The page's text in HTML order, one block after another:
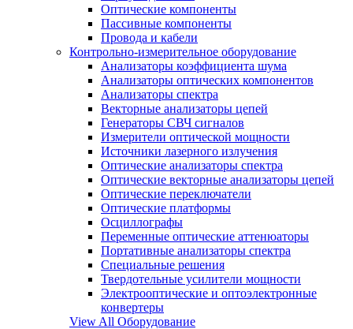
Оптические компоненты
Пассивные компоненты
Провода и кабели
Контрольно-измерительное оборудование
Анализаторы коэффициента шума
Анализаторы оптических компонентов
Анализаторы спектра
Векторные анализаторы цепей
Генераторы СВЧ сигналов
Измерители оптической мощности
Источники лазерного излучения
Оптические анализаторы спектра
Оптические векторные анализаторы цепей
Оптические переключатели
Оптические платформы
Осциллографы
Переменные оптические аттенюаторы
Портативные анализаторы спектра
Специальные решения
Твердотельные усилители мощности
Электрооптические и оптоэлектронные
конвертеры
View All Оборудование